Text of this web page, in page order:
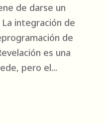
de darse un
integración de
de
es una
pero el...